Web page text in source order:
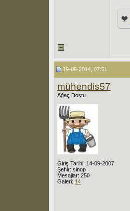
19-09-2014, 07:51
mühendis57
Ağaç Dostu
Giriş Tarihi: 14-09-2007
Şehir: sinop
Mesajlar: 250
Galeri: 14